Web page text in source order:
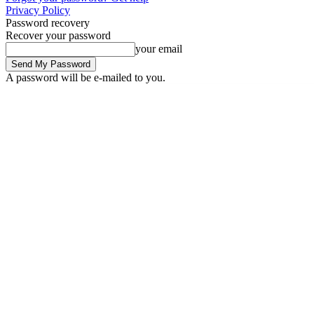
Privacy Policy
Password recovery
Recover your password
your email
A password will be e-mailed to you.